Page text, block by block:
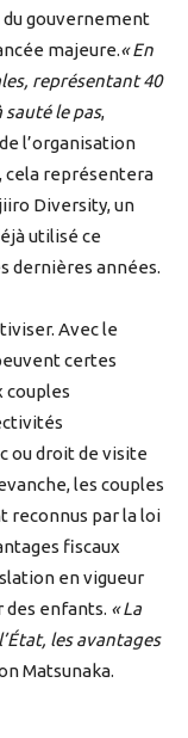
du gouvernement
majeure.« En
représentant 40
sauté le pas,
l’organisation
cela représentera
Diversity, un
utilisé ce
dernières années.
Avec le
certes
couples
ou droit de visite
les couples
reconnus par la loi
fiscaux
en vigueur
des enfants. « La
les avantages
Matsunaka.